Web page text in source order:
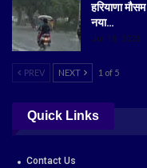
हरियाणा
नया…
Jul 18, 2026
PREV NEXT 1 of 5
Quick Links
Contact Us